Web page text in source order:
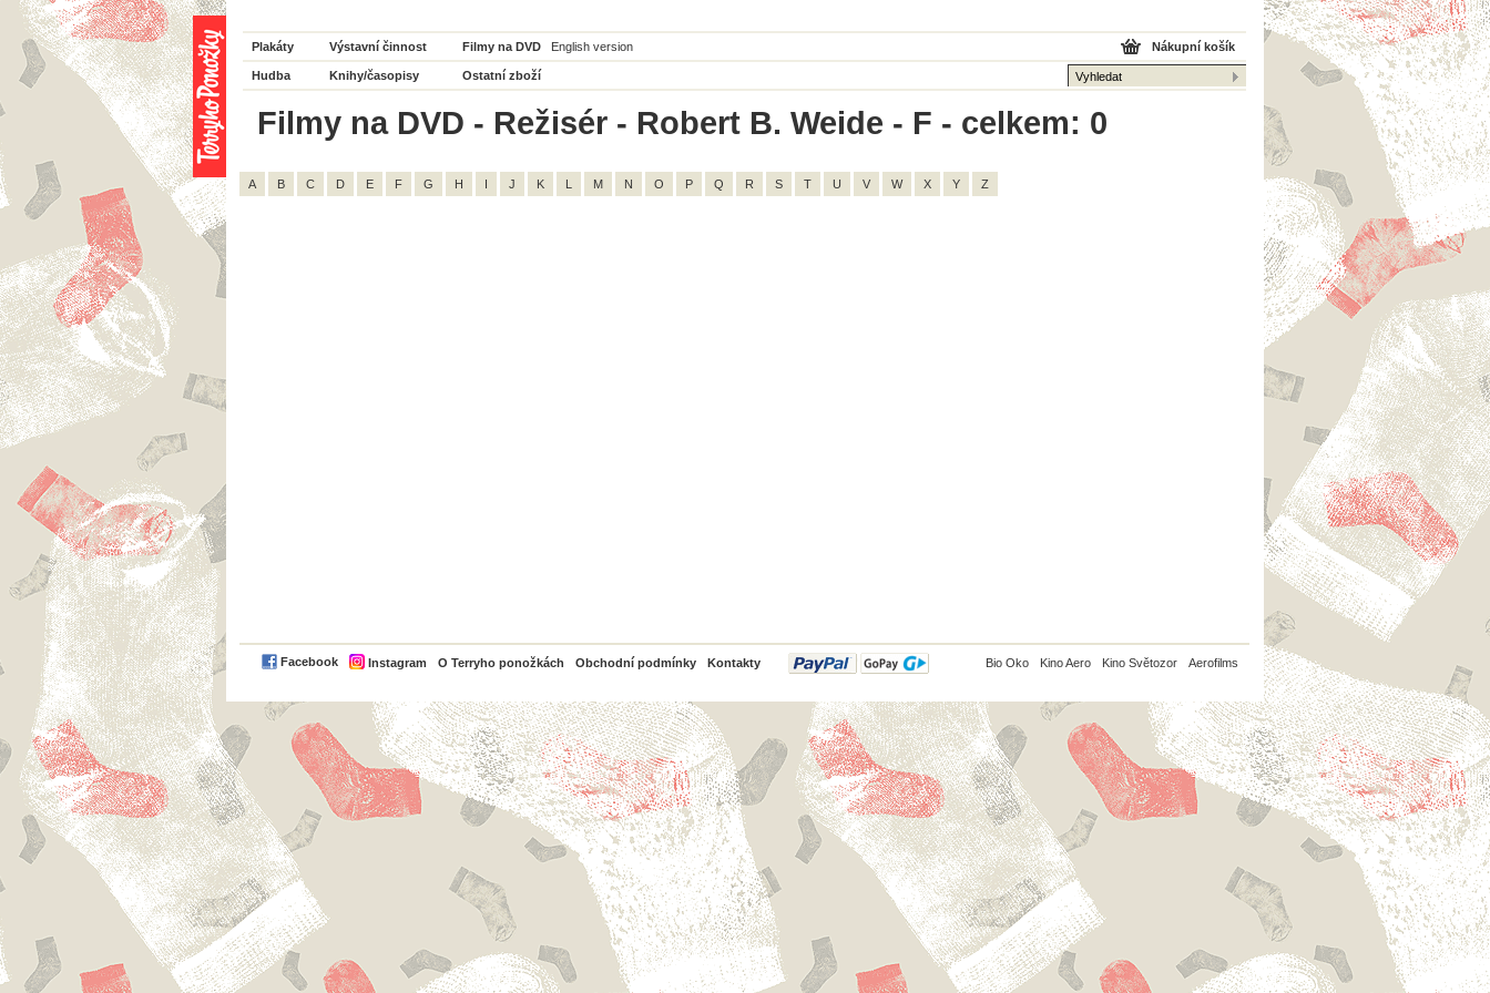
Plakáty Výstavní činnost Filmy na DVD English version
Hudba Knihy/časopisy Ostatní zboží
Nákupní košík
Filmy na DVD - Režisér - Robert B. Weide - F - celkem: 0
A B C D E F G H I J K L M N O P Q R S T U V W X Y Z
Facebook Instagram O Terryho ponožkách Obchodní podmínky Kontakty
PayPal Bio Oko Kino Aero Kino Světozor Aerofilms